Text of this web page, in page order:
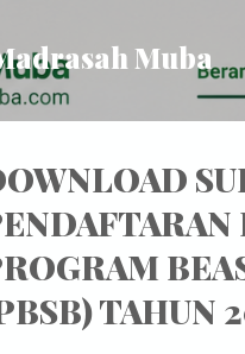
Muba
TAHUN